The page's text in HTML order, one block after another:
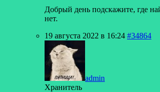
Добрый день подскажите, где
нет.
19 августа 2022 в 16:24 #34864
admin
Хранитель